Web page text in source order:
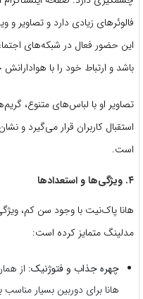
فالوئرهای زیادی دارد و تصاویر
این حضور فعال در شبکه‌های
باشد و ارتباط خود را با
تصاویر او با لباس‌های متنوع،
استقبال کاربران قرار می‌گیرد و
است.
۴. ویژگی‌ها و استعدادها
هانا پاک‌نیت با وجود سن کم،
مدلینگ متمایز کرده است:
چهره جذاب و فتوژنیک: از
هانا برای دوربین بسیار مناسب